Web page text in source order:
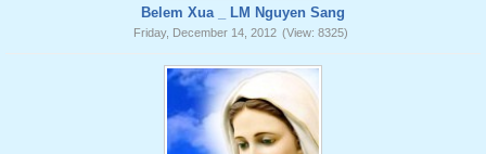
Belem Xua _ LM Nguyen Sang
Friday, December 14, 2012 (View: 8325)